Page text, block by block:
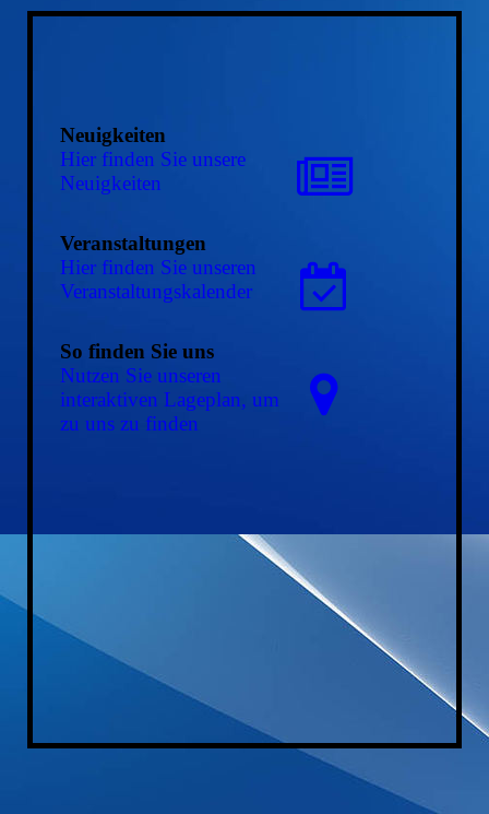
Neuigkeiten
Hier finden Sie unsere
Neuigkeiten
Veranstaltungen
Hier finden Sie unseren
Ver­an­stal­tungs­ka­len­der
So finden Sie uns
Nutzen Sie unseren
interaktiven La­ge­plan, um
zu uns zu finden